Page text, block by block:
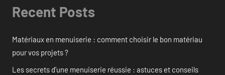
Recent Posts
Matériaux en menuiserie : comment choisir le bon matériau
pour vos projets ?
Les secrets d’une menuiserie réussie : astuces et conseils